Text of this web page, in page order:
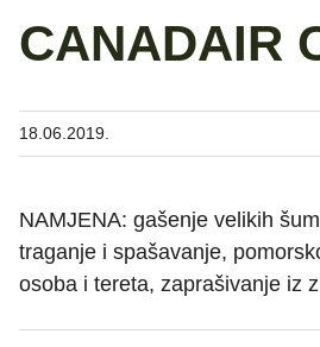
CANADAIR
18.06.2019.
NAMJENA: gašenje velikih
traganje i spašavanje,
osoba i tereta, zaprašivanje iz